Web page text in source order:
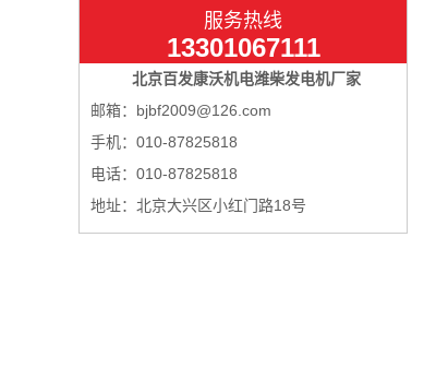
服务热线
13301067111
北京百发康沃机电潍柴发电机厂家
邮箱：bjbf2009@126.com
手机：010-87825818
电话：010-87825818
地址：北京大兴区小红门路18号